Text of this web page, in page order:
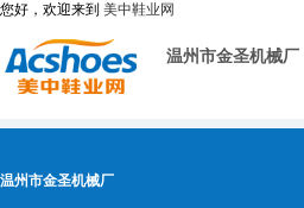
您好，欢迎来到 美中鞋业网
温州市金圣机械厂
温州市金圣机械厂